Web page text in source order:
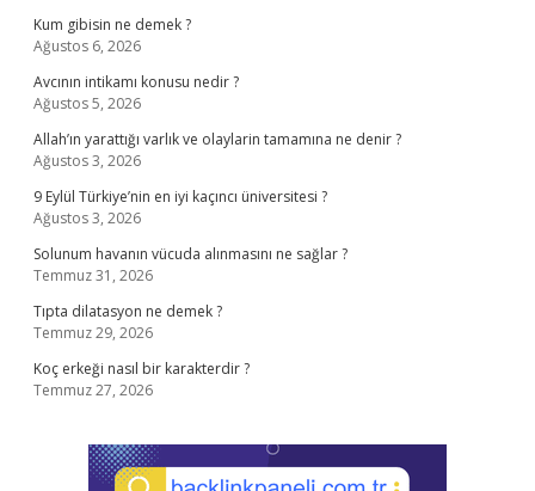
Kum gibisin ne demek ?
Ağustos 6, 2026
Avcının intikamı konusu nedir ?
Ağustos 5, 2026
Allah’ın yarattığı varlık ve olaylarin tamamına ne denir ?
Ağustos 3, 2026
9 Eylül Türkiye’nin en iyi kaçıncı üniversitesi ?
Ağustos 3, 2026
Solunum havanın vücuda alınmasını ne sağlar ?
Temmuz 31, 2026
Tıpta dilatasyon ne demek ?
Temmuz 29, 2026
Koç erkeği nasıl bir karakterdir ?
Temmuz 27, 2026